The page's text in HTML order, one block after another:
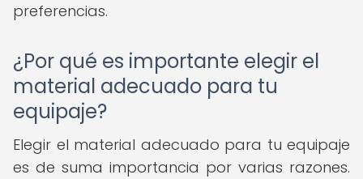
preferencias.
¿Por qué es importante elegir el
material adecuado para tu
equipaje?
Elegir el material adecuado para tu equipaje
es de suma importancia por varias razones.